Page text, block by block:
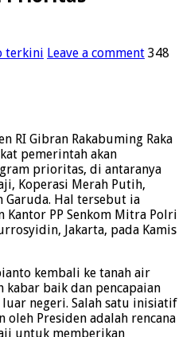
terkini Leave a comment 348
RI Gibran Rakabuming Raka
pemerintah akan
prioritas, di antaranya
Koperasi Merah Putih,
Garuda. Hal tersebut ia
Kantor PP Senkom Mitra Polri
Jakarta, pada Kamis
kembali ke tanah air
kabar baik dan pencapaian
negeri. Salah satu inisiatif
oleh Presiden adalah rencana
untuk memberikan